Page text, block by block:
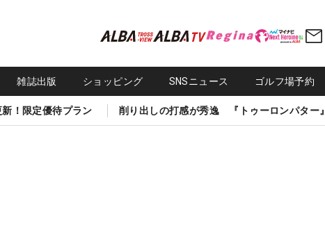
雑誌出版 ショッピング SNSニュース ゴルフ場予約
！限定優待プラン 削り出しの打感が秀逸 『トゥーロンパター』